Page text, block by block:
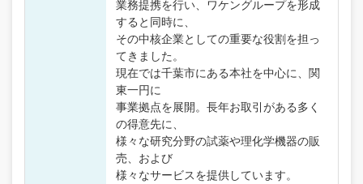
業務提携を行い、ワケングループを形成
すると同時に、
その中核企業としての重要な役割を担っ
てきました。
現在では千葉市にある本社を中心に、関
東一円に
事業拠点を展開。長年お取引がある多く
の得意先に、
様々な研究分野の試薬や理化学機器の販
売、および
様々なサービスを提供しています。